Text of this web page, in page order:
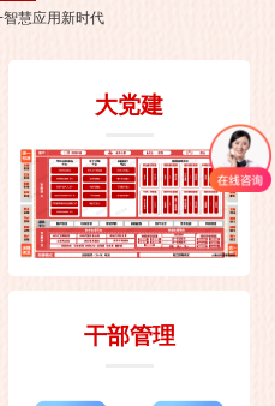
慧应用新时代
大党建
干部管理